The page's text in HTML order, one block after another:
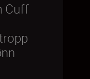
Cuff